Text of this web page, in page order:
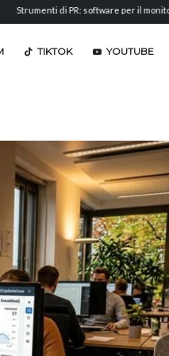
PR: software per il monitoraggio,...
TIKTOK YOUTUBE